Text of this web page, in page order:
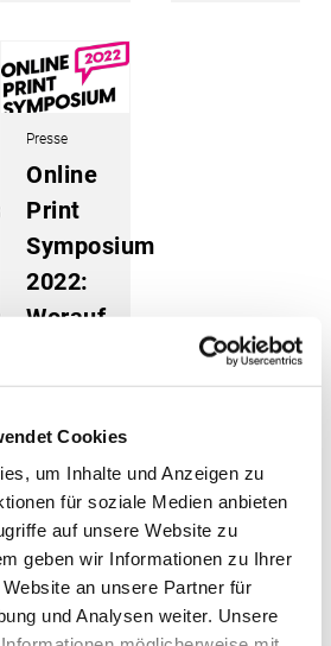
Cookies
um Inhalte und Anzeigen zu
für soziale Medien anbieten
auf unsere Website zu
geben wir Informationen zu Ihrer
an unsere Partner für
und Analysen weiter. Unsere
Presse
Online
Print
Symposium
2022:
Worauf
beim
„Re-
im
Onlineprint
ankommt
03. Mai 2022